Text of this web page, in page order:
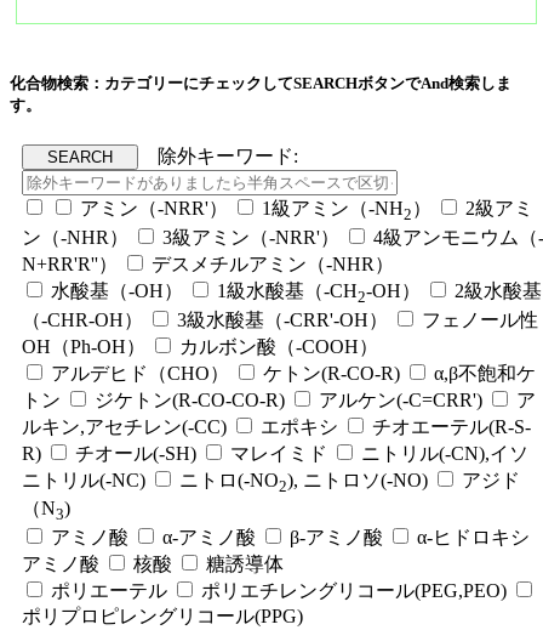
化合物検索：カテゴリーにチェックしてSEARCHボタンでAnd検索しま
す。
除外キーワード:
アミン（-NRR'） 1級アミン（-NH2 ）
2級アミ
ン（-NHR）
3級アミン（-NRR'）
4級アンモニウム（-
N+RR'R''）
デスメチルアミン（-NHR）
水酸基（-OH）
1級水酸基（-CH2-OH）
2級水酸基
（-CHR-OH）
3級水酸基（-CRR'-OH）
フェノール性
OH（Ph-OH）
カルボン酸（-COOH）
アルデヒド（CHO）
ケトン(R-CO-R)
α,β不飽和ケ
トン
ジケトン(R-CO-CO-R) アルケン(-C=CRR')
ア
ルキン,アセチレン(-CC)
エポキシ
チオエーテル(R-S-
R)
チオール(-SH) マレイミド
ニトリル(-CN),イソ
ニトリル(-NC)
ニトロ(-NO2), ニトロソ(-NO)
アジド
（N3)
アミノ酸
α-アミノ酸 β-アミノ酸
α-ヒドロキシ
アミノ酸
核酸
糖誘導体
ポリエーテル
ポリエチレングリコール(PEG,PEO)
ポリプロピレングリコール(PPG)